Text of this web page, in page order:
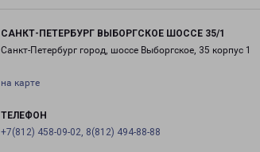
САНКТ-ПЕТЕРБУРГ ВЫБОРГСКОЕ ШОССЕ 35/1
Санкт-Петербург город, шоссе Выборгское, 35 корпус 1
на карте
ТЕЛЕФОН
+7(812) 458-09-02, 8(812) 494-88-88